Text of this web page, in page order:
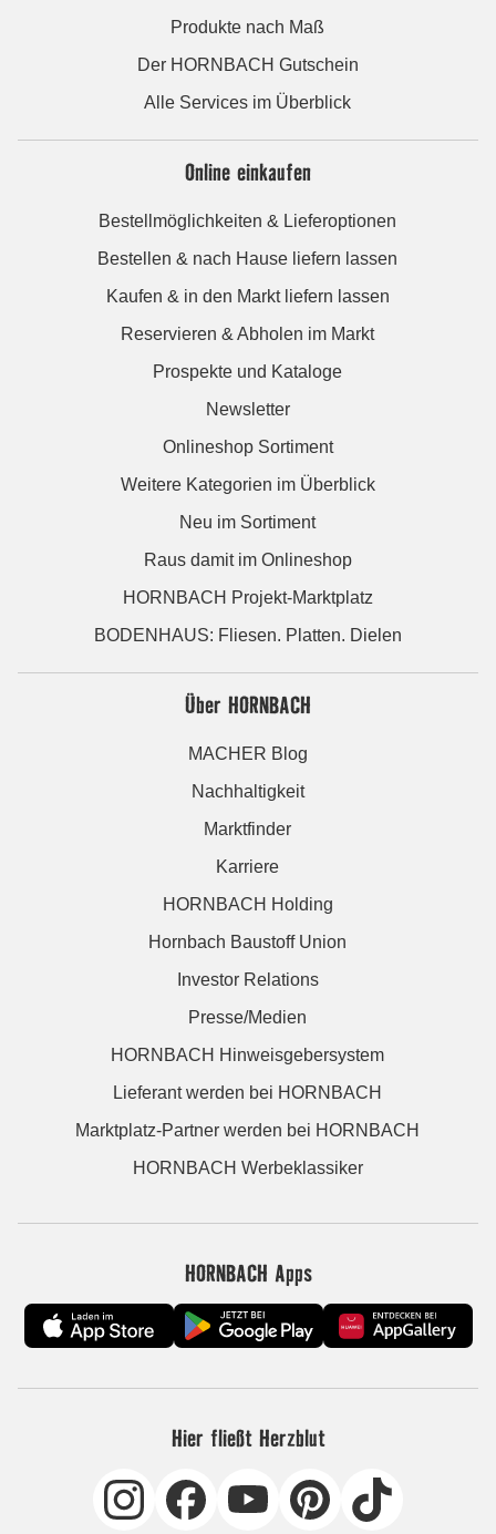
Produkte nach Maß
Der HORNBACH Gutschein
Alle Services im Überblick
Online einkaufen
Bestellmöglichkeiten & Lieferoptionen
Bestellen & nach Hause liefern lassen
Kaufen & in den Markt liefern lassen
Reservieren & Abholen im Markt
Prospekte und Kataloge
Newsletter
Onlineshop Sortiment
Weitere Kategorien im Überblick
Neu im Sortiment
Raus damit im Onlineshop
HORNBACH Projekt-Marktplatz
BODENHAUS: Fliesen. Platten. Dielen
Über HORNBACH
MACHER Blog
Nachhaltigkeit
Marktfinder
Karriere
HORNBACH Holding
Hornbach Baustoff Union
Investor Relations
Presse/Medien
HORNBACH Hinweisgebersystem
Lieferant werden bei HORNBACH
Marktplatz-Partner werden bei HORNBACH
HORNBACH Werbeklassiker
HORNBACH Apps
Hier fließt Herzblut